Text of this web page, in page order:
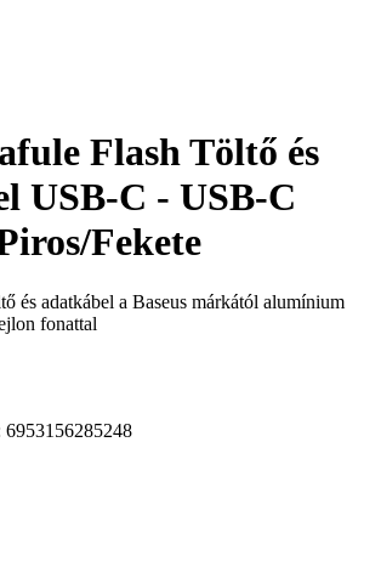
Flash Töltő és
USB-C - USB-C
Fekete
és adatkábel a Baseus márkától alumínium
fonattal
6953156285248